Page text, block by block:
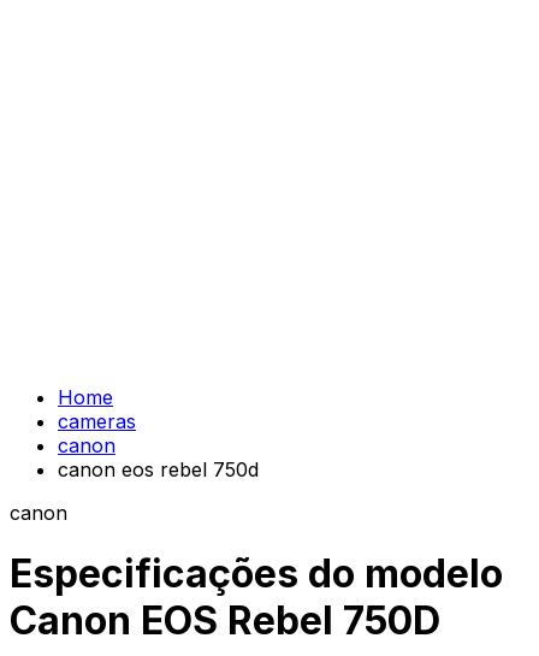
Home
cameras
canon
canon eos rebel 750d
canon
Especificações do modelo
Canon EOS Rebel 750D